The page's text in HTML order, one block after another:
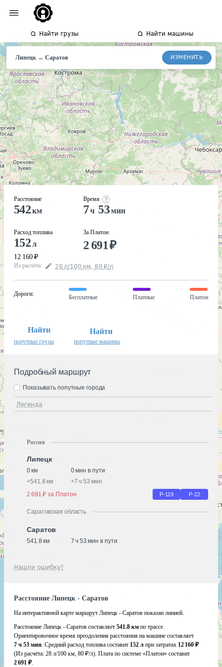
Найти грузы Найти машины
Липецк→Саратов ИЗМЕНИТЬ
Расстояние
542км
Расход топлива
152л
12 160 ₽
Время
7ч 53мин
За Платон
2 691₽
Из расчёта: 28 л/100 км, 80 ₽/л
Дороги:
Бесплатные Платные Платон
Найти
попутные грузы
Найти
попутные машины
Подробный маршрут
Легенда
Показывать попутные города
Россия
Липецк
0 км
0 мин в пути
+541.8 км +7 ч 53 мин
2 691 ₽ за Платон
Р-119 Р-22
Саратовская область
Саратов
541.8 км 7 ч 53 мин в пути
Нашли ошибку?
Расстояние Липецк - Саратов
На интерактивной карте маршрут Липецк - Саратов показан линией.
Расстояние Липецк - Саратов составляет 541.8 км по трассе.
Ориентировочное время преодоления расстояния на машине составляет
7 ч 53 мин. Средний расход топлива составит 152 л при затратах 12 160 ₽
(Из расчёта: 28 л/100 км, 80 ₽/л). Плата по системе «Платон» составит
2 691 ₽.